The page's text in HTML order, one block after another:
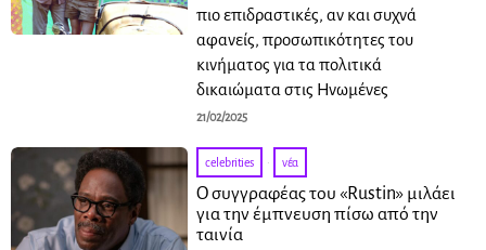
πιο επιδραστικές, αν και συχνά
αφανείς, προσωπικότητες του
κινήματος για τα πολιτικά
δικαιώματα στις Ηνωμένες
21/02/2025
celebrities · νέα
Ο συγγραφέας του «Rustin» μιλάει
για την έμπνευση πίσω από την
ταινία